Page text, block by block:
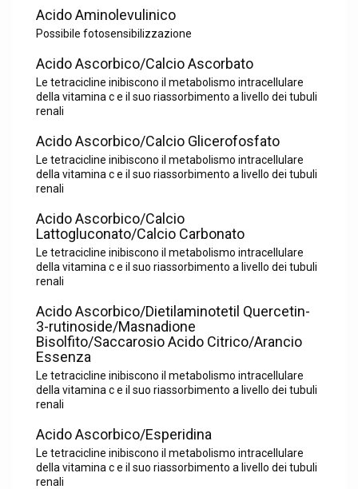
Acido Aminolevulinico
Possibile fotosensibilizzazione
Acido Ascorbico/Calcio Ascorbato
Le tetracicline inibiscono il metabolismo intracellulare
della vitamina c e il suo riassorbimento a livello dei tubuli
renali
Acido Ascorbico/Calcio Glicerofosfato
Le tetracicline inibiscono il metabolismo intracellulare
della vitamina c e il suo riassorbimento a livello dei tubuli
renali
Acido Ascorbico/Calcio
Lattogluconato/Calcio Carbonato
Le tetracicline inibiscono il metabolismo intracellulare
della vitamina c e il suo riassorbimento a livello dei tubuli
renali
Acido Ascorbico/Dietilaminotetil Quercetin-
3-rutinoside/Masnadione
Bisolfito/Saccarosio Acido Citrico/Arancio
Essenza
Le tetracicline inibiscono il metabolismo intracellulare
della vitamina c e il suo riassorbimento a livello dei tubuli
renali
Acido Ascorbico/Esperidina
Le tetracicline inibiscono il metabolismo intracellulare
della vitamina c e il suo riassorbimento a livello dei tubuli
renali